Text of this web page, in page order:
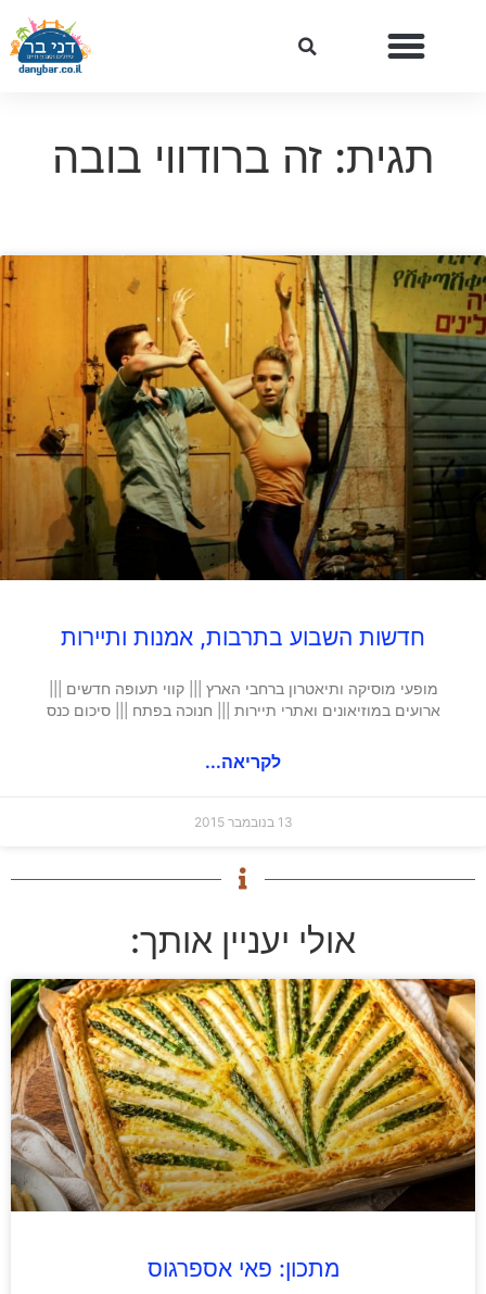
תגית: זה ברודווי בובה
חדשות השבוע בתרבות, אמנות ותיירות
מופעי מוסיקה ותיאטרון ברחבי הארץ ||| קווי תעופה חדשים |||
ארועים במוזיאונים ואתרי תיירות ||| חנוכה בפתח ||| סיכום כנס
לקריאה...
13 בנובמבר 2015
אולי יעניין אותך:
מתכון: פאי אספרגוס